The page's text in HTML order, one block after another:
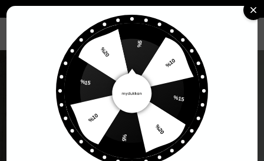
Kadın Alt Giyim Rosa Kuşak
%5
%10
%15
%20
%5
%10
%15
%20